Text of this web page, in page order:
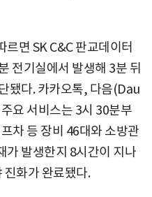
면 SK C&C 판교데이터
전기실에서 발생해 3분 뒤
됐다. 카카오톡, 다음(Dau
요 서비스는 3시 30분부
차 등 장비 46대와 소방관
가 발생한지 8시간이 지나
진화가 완료됐다.